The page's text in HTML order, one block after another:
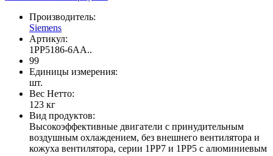
Производитель:
Siemens
Артикул:
1PP5186-6AA..
99
Единицы измерения:
шт.
Вес Нетто:
123 кг
Вид продуктов:
Высокоэффективные двигатели с принудительным
воздушным охлаждением, без внешнего вентилятора и
кожуха вентилятора, серии 1PP7 и 1PP5 с алюминиевым